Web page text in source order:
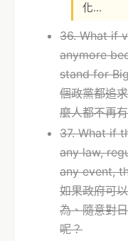
化…
36. What if
anymore
stand for
個政黨都追
麼人都不再
37. What if
any law,
any event,
如果政府可
為、隨意對
呢？